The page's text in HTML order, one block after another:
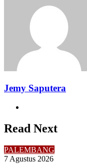
Jemy Saputera
Read Next
PALEMBANG
7 Agustus 2026